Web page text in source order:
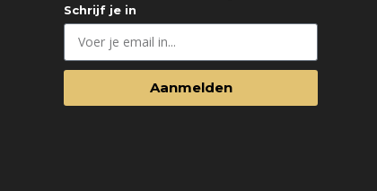
Schrijf je in
Aanmelden